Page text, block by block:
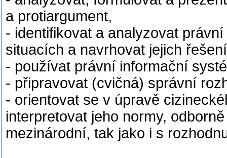
a protiargument,
- identifikovat a analyzovat
situacích a navrhovat jejich
- používat právní informační
- připravovat (cvičná) správní
- orientovat se v úpravě
interpretovat jeho normy,
mezinárodní, tak jako i s